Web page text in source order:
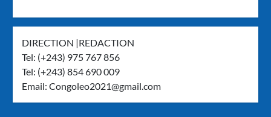
DIRECTION |REDACTION
Tel: (+243) 975 767 856
Tel: (+243) 854 690 009
Email:Congoleo2021@gmail.com